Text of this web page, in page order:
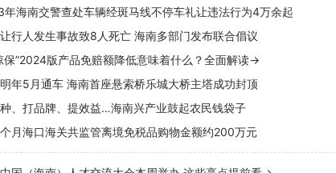
年海南交警查处车辆经斑马线不停车礼让违法行为4万余起
行人发生事故致8人死亡 海南多部门发布联合倡议
保”2024版产品免赔额降低意味着什么？全面解读→
年5月通车 海南首座悬索桥乐城大桥主塔成功封顶
、打品牌、提效益…海南兴产业鼓起农民钱袋子
月海口海关共监管离境免税品购物金额约200万元